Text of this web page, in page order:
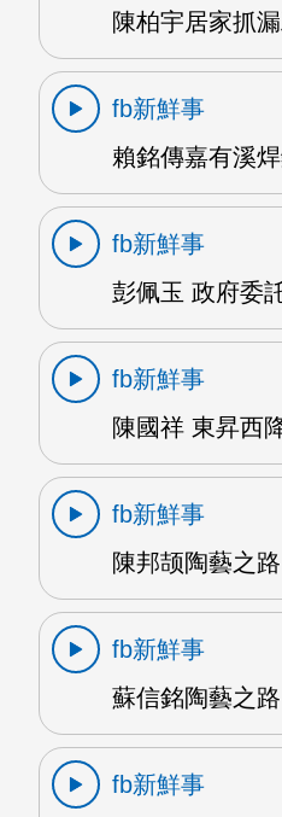
陳柏宇居家抓
fb新鮮事
賴銘傳嘉有溪
fb新鮮事
彭佩玉 政府委
fb新鮮事
陳國祥 東昇西
fb新鮮事
陳邦颉陶藝之
fb新鮮事
蘇信銘陶藝之
fb新鮮事